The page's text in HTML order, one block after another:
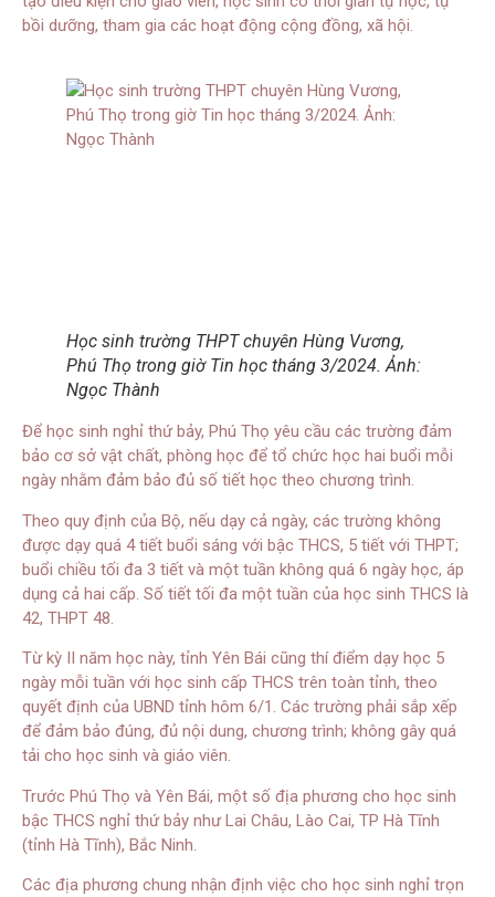
bồi dưỡng, tham gia các hoạt động cộng đồng, xã hội.
Học sinh trường THPT chuyên Hùng Vương,
Phú Thọ trong giờ Tin học tháng 3/2024. Ảnh:
Ngọc Thành
Để học sinh nghỉ thứ bảy, Phú Thọ yêu cầu các trường đảm
bảo cơ sở vật chất, phòng học để tổ chức học hai buổi mỗi
ngày nhằm đảm bảo đủ số tiết học theo chương trình.
Theo quy định của Bộ, nếu dạy cả ngày, các trường không
được dạy quá 4 tiết buổi sáng với bậc THCS, 5 tiết với THPT;
buổi chiều tối đa 3 tiết và một tuần không quá 6 ngày học, áp
dụng cả hai cấp. Số tiết tối đa một tuần của học sinh THCS là
42, THPT 48.
Từ kỳ II năm học này, tỉnh Yên Bái cũng thí điểm dạy học 5
ngày mỗi tuần với học sinh cấp THCS trên toàn tỉnh, theo
quyết định của UBND tỉnh hôm 6/1. Các trường phải sắp xếp
để đảm bảo đúng, đủ nội dung, chương trình; không gây quá
tải cho học sinh và giáo viên.
Trước Phú Thọ và Yên Bái, một số địa phương cho học sinh
bậc THCS nghỉ thứ bảy như Lai Châu, Lào Cai, TP Hà Tĩnh
(tỉnh Hà Tĩnh), Bắc Ninh.
Các địa phương chung nhận định việc cho học sinh nghỉ trọn